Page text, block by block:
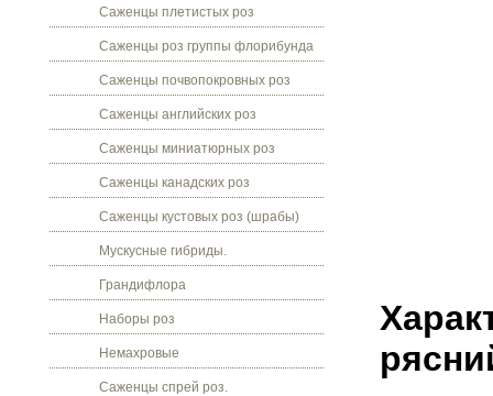
Саженцы плетистых роз
Саженцы роз группы флорибунда
Саженцы почвопокровных роз
Саженцы английских роз
Саженцы миниатюрных роз
Саженцы канадских роз
Саженцы кустовых роз (шрабы)
Мускусные гибриды.
Грандифлора
Наборы роз
Немахровые
Саженцы спрей роз.